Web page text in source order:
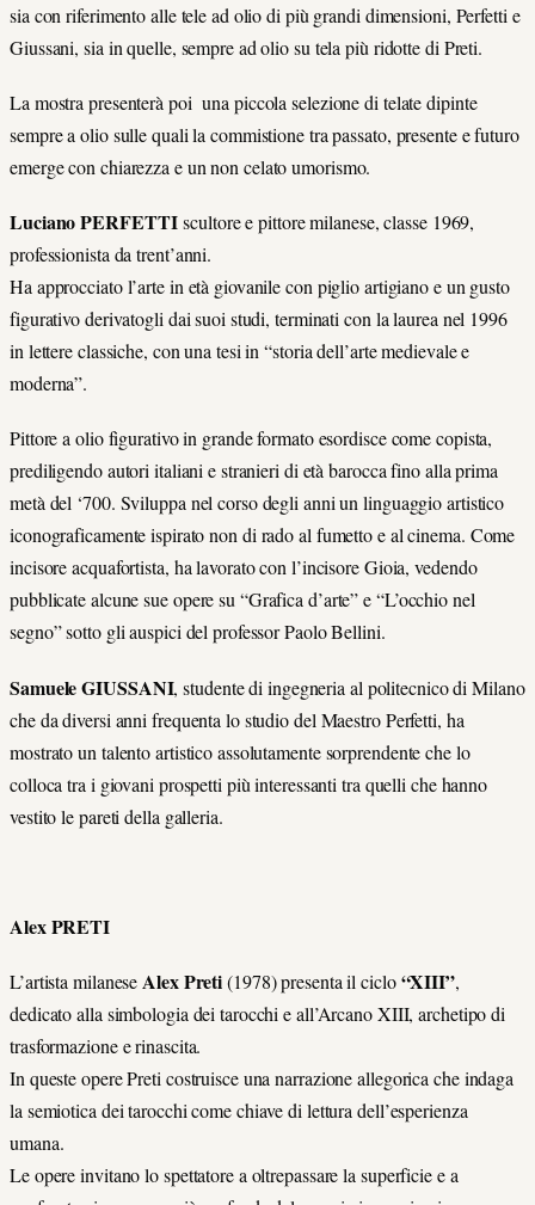
sia con riferimento alle tele ad olio di più grandi dimensioni, Perfetti e
Giussani, sia in quelle, sempre ad olio su tela più ridotte di Preti.
La mostra presenterà poi una piccola selezione di telate dipinte
sempre a olio sulle quali la commistione tra passato, presente e futuro
emerge con chiarezza e un non celato umorismo.
Luciano PERFETTIscultore e pittore milanese, classe 1969,
professionista da trent’anni.
Ha approcciato l’arte in età giovanile con piglio artigiano e un gusto
figurativo derivatogli dai suoi studi, terminati con la laurea nel 1996
in lettere classiche, con una tesi in “storia dell’arte medievale e
moderna”.
Pittore a olio figurativo in grande formato esordisce come copista,
prediligendo autori italiani e stranieri di età barocca fino alla prima
metà del ‘700. Sviluppa nel corso degli anni un linguaggio artistico
iconograficamente ispirato non di rado al fumetto e al cinema. Come
incisore acquafortista, ha lavorato con l’incisore Gioia, vedendo
pubblicate alcune sue opere su “Grafica d’arte” e “L’occhio nel
segno” sotto gli auspici del professor Paolo Bellini.
Samuele GIUSSANI, studente di ingegneria al politecnico di Milano
che da diversi anni frequenta lo studio del Maestro Perfetti, ha
mostrato un talento artistico assolutamente sorprendente che lo
colloca tra i giovani prospetti più interessanti tra quelli che hanno
vestito le pareti della galleria.
Alex PRETI
L’artista milaneseAlex Preti(1978) presenta il ciclo“XIII”,
dedicato alla simbologia dei tarocchi e all’Arcano XIII, archetipo di
trasformazione e rinascita.
In queste opere Preti costruisce una narrazione allegorica che indaga
la semiotica dei tarocchi come chiave di lettura dell’esperienza
umana.
Le opere invitano lo spettatore a oltrepassare la superficie e a